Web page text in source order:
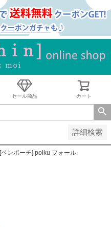
セール商品 カート
詳細検索
[ペンポーチ] polku フォール